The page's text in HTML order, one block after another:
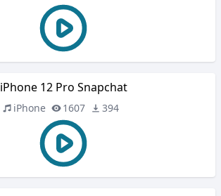
iPhone 12 Pro Snapchat
iPhone 1607 394